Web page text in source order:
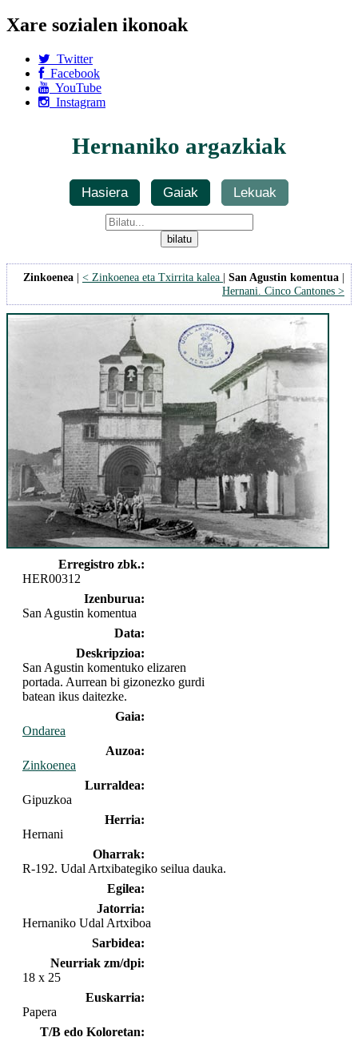
Xare sozialen ikonoak
Twitter
Facebook
YouTube
Instagram
Hernaniko argazkiak
Hasiera Gaiak Lekuak
Zinkoenea | < Zinkoenea eta Txirrita kalea | San Agustin komentua |
Hernani. Cinco Cantones >
Erregistro zbk.:
HER00312
Izenburua:
San Agustin komentua
Data:
Deskripzioa:
San Agustin komentuko elizaren
portada. Aurrean bi gizonezko gurdi
batean ikus daitezke.
Gaia:
Ondarea
Auzoa:
Zinkoenea
Lurraldea:
Gipuzkoa
Herria:
Hernani
Oharrak:
R-192. Udal Artxibategiko seilua dauka.
Egilea:
Jatorria:
Hernaniko Udal Artxiboa
Sarbidea:
Neurriak zm/dpi:
18 x 25
Euskarria:
Papera
T/B edo Koloretan: